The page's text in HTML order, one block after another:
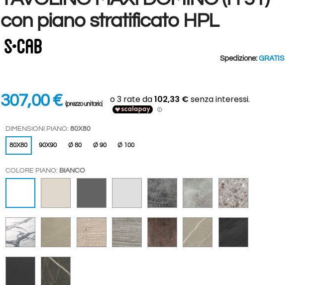
con piano stratificato HPL
Spedizione: GRATIS
307,00 €(prezzo unitario)
DIMENSIONI PIANO: 80X80
80X80 90X90 Ø 80 Ø 90 Ø 100
COLORE PIANO: BIANCO
GRIGIO CHIAROEFFETTO CEMENTOEFFETTO PIETRAEFFETTO GRANIGLIA
EFFETTO MARMO CARRARA
EFFETTO SPATOLATO TORTORA
ROVERE TORTORAROVERE CASTOROEFFETTO CORTEN
FENIX NERO